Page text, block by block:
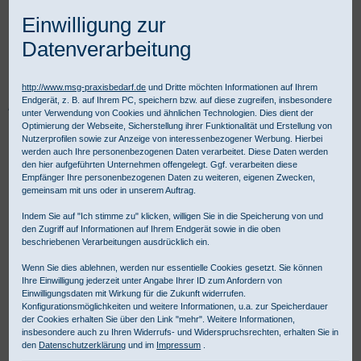
Praxisbedarf Shop Betriebsmedizin
Erste Hilfe im Betrieb
Küche und Verbrennungen
YPSITECT Pflastersortiment blau
Einwilligung zur
Datenverarbeitung
http://www.msg-praxisbedarf.de und Dritte möchten Informationen auf Ihrem
Endgerät, z. B. auf Ihrem PC, speichern bzw. auf diese zugreifen, insbesondere
unter Verwendung von Cookies und ähnlichen Technologien. Dies dient der
Optimierung der Webseite, Sicherstellung ihrer Funktionalität und Erstellung von
Nutzerprofilen sowie zur Anzeige von interessenbezogener Werbung. Hierbei
werden auch Ihre personenbezogenen Daten verarbeitet. Diese Daten werden
den hier aufgeführten Unternehmen offengelegt. Ggf. verarbeiten diese
Empfänger Ihre personenbezogenen Daten zu weiteren, eigenen Zwecken,
gemeinsam mit uns oder in unserem Auftrag.
Indem Sie auf "Ich stimme zu" klicken, willigen Sie in die Speicherung von und
den Zugriff auf Informationen auf Ihrem Endgerät sowie in die oben
beschriebenen Verarbeitungen ausdrücklich ein.
Wenn Sie dies ablehnen, werden nur essentielle Cookies gesetzt. Sie können
Ihre Einwilligung jederzeit unter Angabe Ihrer ID zum Anfordern von
Einwilligungsdaten mit Wirkung für die Zukunft widerrufen.
Konfigurationsmöglichkeiten und weitere Informationen, u.a. zur Speicherdauer
der Cookies erhalten Sie über den Link "mehr". Weitere Informationen,
insbesondere auch zu Ihren Widerrufs- und Widerspruchsrechten, erhalten Sie in
den Datenschutzerklärung und im Impressum